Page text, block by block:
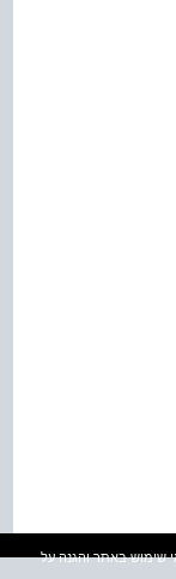
שימוש באתר והגנה על